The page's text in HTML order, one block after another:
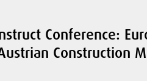
Conference:
Construction